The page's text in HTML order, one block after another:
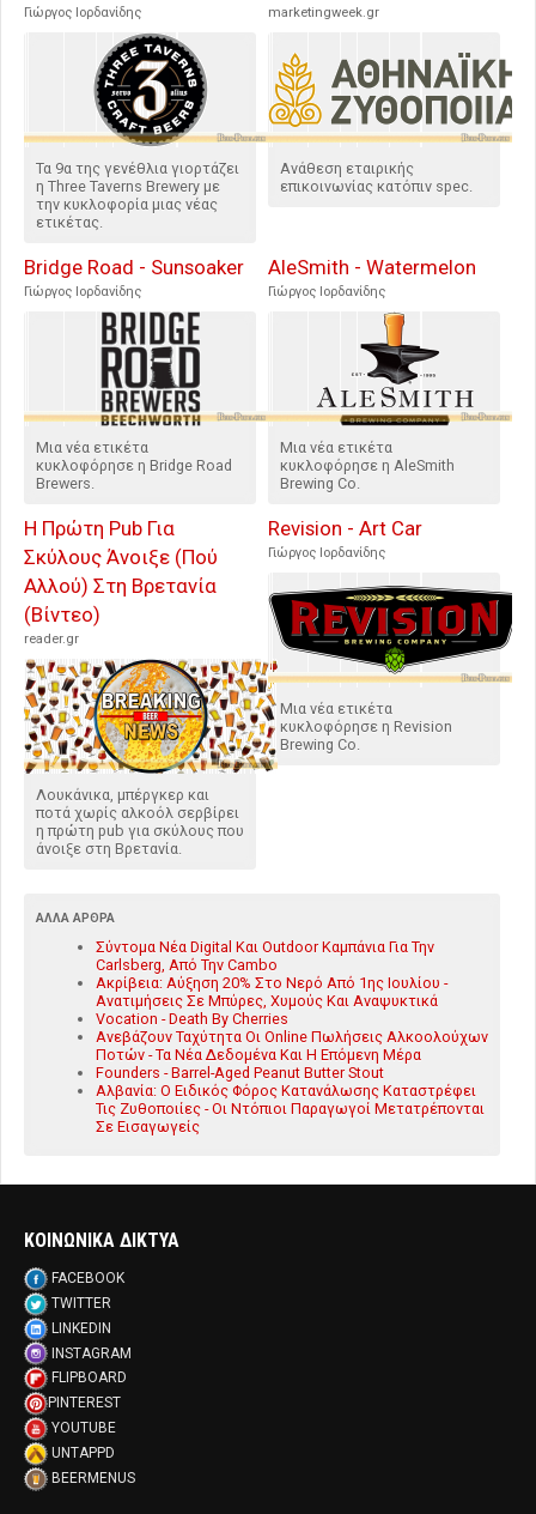
Γιώργος Ιορδανίδης
Τα 9α της γενέθλια γιορτάζει
η Three Taverns Brewery με
την κυκλοφορία μιας νέας
ετικέτας.
marketingweek.gr
Ανάθεση εταιρικής
επικοινωνίας κατόπιν spec.
Bridge Road - Sunsoaker
Γιώργος Ιορδανίδης
Μια νέα ετικέτα
κυκλοφόρησε η Bridge Road
Brewers.
AleSmith - Watermelon
Γιώργος Ιορδανίδης
Μια νέα ετικέτα
κυκλοφόρησε η AleSmith
Brewing Co.
Η Πρώτη Pub Για
Σκύλους Άνοιξε (Πού
Αλλού) Στη Βρετανία
(Βίντεο)
reader.gr
Λουκάνικα, μπέργκερ και
ποτά χωρίς αλκοόλ σερβίρει
η πρώτη pub για σκύλους που
άνοιξε στη Βρετανία.
Revision - Art Car
Γιώργος Ιορδανίδης
Μια νέα ετικέτα
κυκλοφόρησε η Revision
Brewing Co.
ΆΛΛΑ ΆΡΘΡΑ
Σύντομα Νέα Digital Και Outdoor Καμπάνια Για Την
Carlsberg, Από Την Cambo
Ακρίβεια: Αύξηση 20% Στο Νερό Από 1ης Ιουλίου -
Ανατιμήσεις Σε Μπύρες, Χυμούς Και Αναψυκτικά
Vocation - Death By Cherries
Ανεβάζουν Ταχύτητα Οι Online Πωλήσεις Αλκοολούχων
Ποτών - Τα Νέα Δεδομένα Και Η Επόμενη Μέρα
Founders - Barrel-Aged Peanut Butter Stout
Αλβανία: Ο Ειδικός Φόρος Κατανάλωσης Καταστρέφει
Τις Ζυθοποιίες - Οι Ντόπιοι Παραγωγοί Μετατρέπονται
Σε Εισαγωγείς
ΚΟΙΝΩΝΙΚΑ ΔΙΚΤΥΑ
FACEBOOK
TWITTER
LINKEDIN
INSTAGRAM
FLIPBOARD
PINTEREST
YOUTUBE
UNTAPPD
BEERMENUS